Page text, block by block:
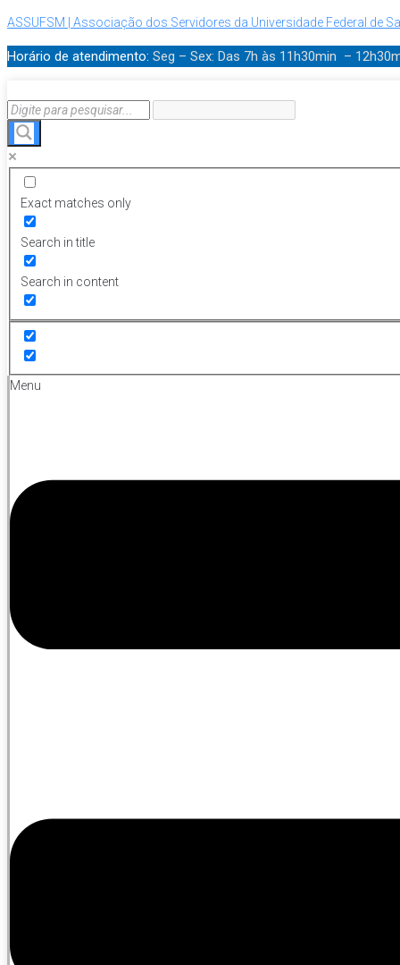
ASSUFSM | Associação dos Servidores da Universidade Federal de
Horário de atendimento: Seg – Sex: Das 7h às 11h30min –
Exact matches only
Search in title
Search in content
Menu